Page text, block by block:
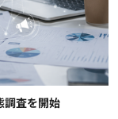
調査を開始